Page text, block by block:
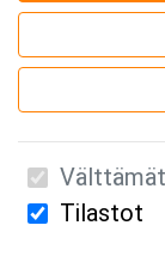
Webinaari
SuomenTilastot